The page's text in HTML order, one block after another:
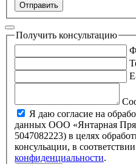
Отправить
Получить консультацию
Я даю согласие на
данных ООО «Янтарная
5047082223) в целях обработки запроса и полченя
консульации, в
конфиденциальности.